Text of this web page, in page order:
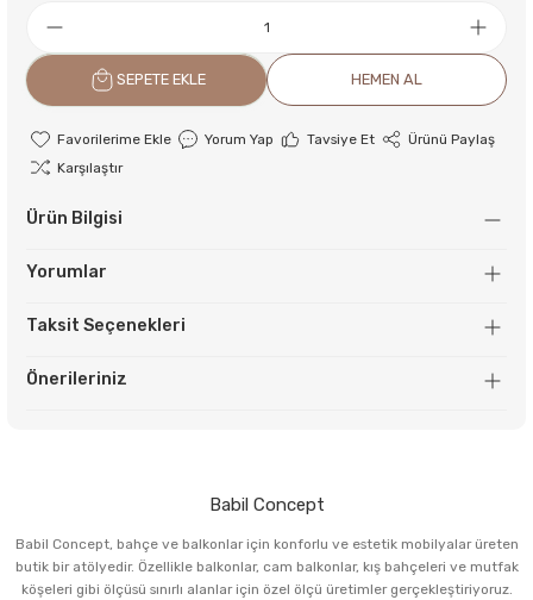
SEPETE EKLE HEMEN AL
Yorum Yap Tavsiye Et
Ürünü Paylaş
Karşılaştır
Ürün Bilgisi
Yorumlar
Taksit Seçenekleri
Önerileriniz
Babil Concept
Babil Concept, bahçe ve balkonlar için konforlu ve estetik mobilyalar üreten
butik bir atölyedir. Özellikle balkonlar, cam balkonlar, kış bahçeleri ve mutfak
köşeleri gibi ölçüsü sınırlı alanlar için özel ölçü üretimler gerçekleştiriyoruz.